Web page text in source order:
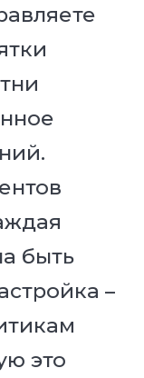
быть
–
это